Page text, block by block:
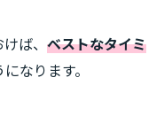
ば、 ベストなタイミ
なります。